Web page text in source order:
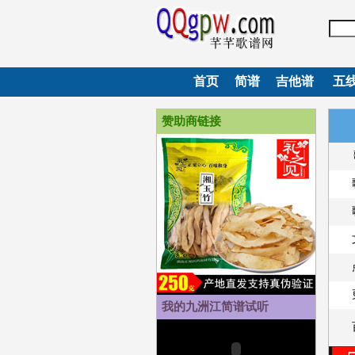
首页 简谱 吉他谱 五
赞助商链接
我的九洲江简谱试听